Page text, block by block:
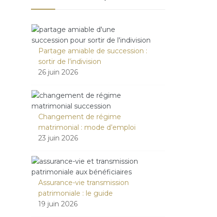
Partage amiable de succession :
sortir de l’indivision
26 juin 2026
Changement de régime
matrimonial : mode d’emploi
23 juin 2026
Assurance-vie transmission
patrimoniale : le guide
19 juin 2026